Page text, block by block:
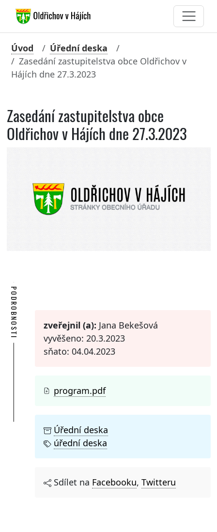
Úvod
Úřední deska
Zasedání zastupitelstva obce Oldřichov v
Hájích dne 27.3.2023
Zasedání zastupitelstva obce
Oldřichov v Hájích dne 27.3.2023
PODROBNOSTI zveřejnil (a): Jana Bekešová
vyvěšeno: 20.3.2023
sňato: 04.04.2023
program.pdf
Úřední deska
úřední deska
Sdílet na Facebooku, Twitteru